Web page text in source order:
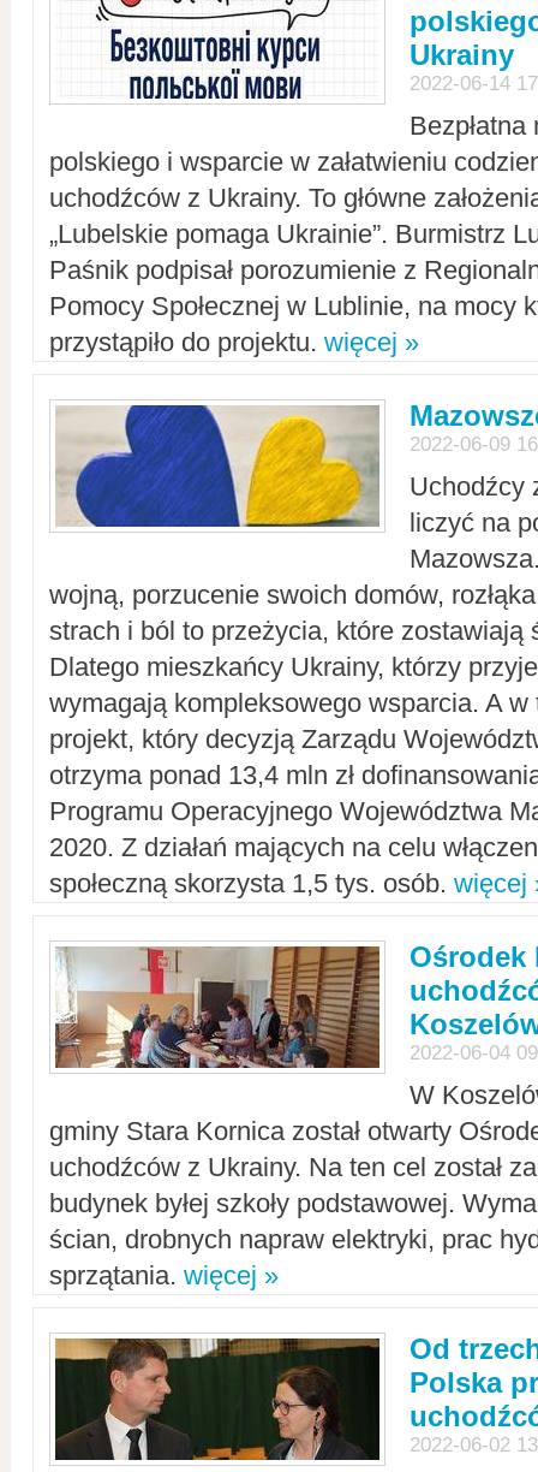
Ukrainy
2022-06-14
polskiego i wsparcie w załatwieniu
uchodźców z Ukrainy. To główne
„Lubelskie pomaga Ukrainie”. Burmistrz
Paśnik podpisał porozumienie z
Pomocy Społecznej w Lublinie, na mocy
przystąpiło do projektu. więcej »
2022-06-09
Uchodźcy
liczyć na
wojną, porzucenie swoich domów,
strach i ból to przeżycia, które zostawiają
Dlatego mieszkańcy Ukrainy, którzy
wymagają kompleksowego wsparcia. A w
projekt, który decyzją Zarządu
otrzyma ponad 13,4 mln zł
Programu Operacyjnego Województwa
2020. Z działań mających na celu
społeczną skorzysta 1,5 tys. osób. więcej
Ośrodek
2022-06-04
W
gminy Stara Kornica został otwarty
uchodźców z Ukrainy. Na ten cel został
budynek byłej szkoły podstawowej.
ścian, drobnych napraw elektryki, prac
sprzątania. więcej »
Od
Polska
2022-06-02